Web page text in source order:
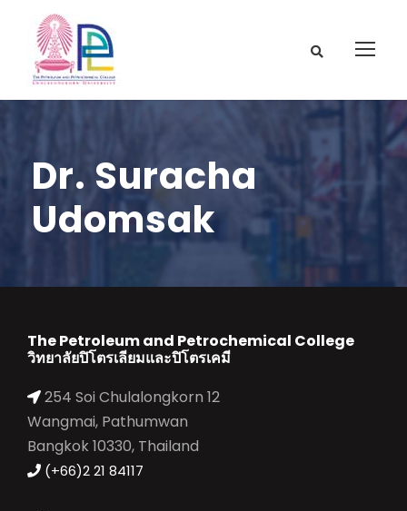
Dr. Suracha
Udomsak
The Petroleum and Petrochemical College
วิทยาลัยปิโตรเลียมและปิโตรเคมี
254 Soi Chulalongkorn 12
Wangmai, Pathumwan
Bangkok 10330, Thailand
(+66)2 21 84117